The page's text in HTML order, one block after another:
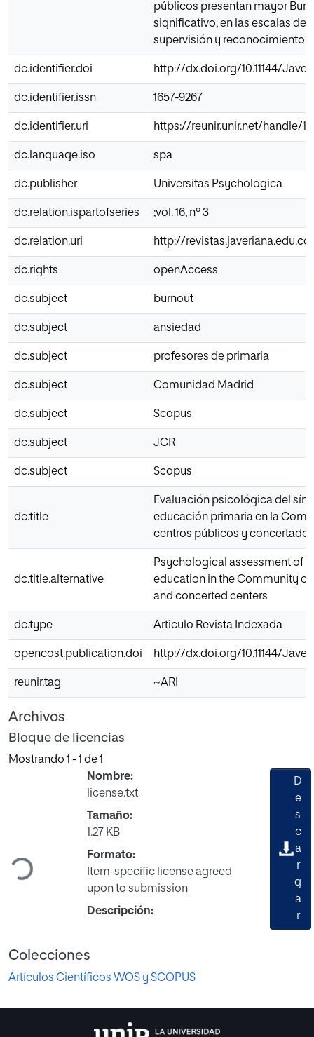
públicos presentan mayor
significativo, en las escalas de
supervisión y reconocimiento.
dc.identifier.doi http://dx.doi.org/10.11144/
dc.identifier.issn 1657-9267
dc.identifier.uri https://reunir.unir.net/handle/
dc.language.iso spa
dc.publisher Universitas Psychologica
dc.relation.ispartofseries ;vol. 16, nº 3
dc.relation.uri http://
dc.rights openAccess
dc.subject burnout
dc.subject ansiedad
dc.subject profesores de primaria
dc.subject Comunidad Madrid
dc.subject Scopus
dc.subject JCR
dc.subject Scopus
dc.title
Evaluación psicológica del
educación primaria en la
centros públicos y concertado
dc.title.alternative
Psychological assessment of
education in the Community
and concerted centers
dc.type Articulo Revista Indexada
opencost.publication.doi http://dx.doi.org/10.11144/
reunir.tag ~ARI
Archivos
Bloque de licencias
Mostrando 1 - 1 de 1
Cargando...
Nombre:
license.txt
Tamaño:
1.27 KB
Formato:
Item-specific license agreed
upon to submission
Descripción:
D
e
s
c
a
r
g
a
r
Colecciones
Artículos Científicos WOS y SCOPUS